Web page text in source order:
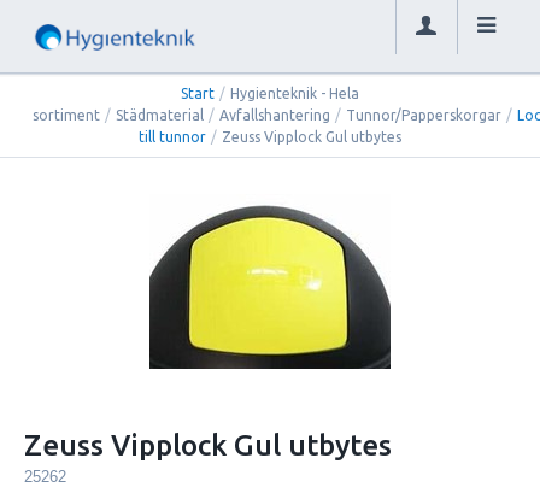
Start / Hygienteknik - Hela
sortiment / Städmaterial / Avfallshantering / Tunnor/Papperskorgar /
till tunnor / Zeuss Vipplock Gul utbytes
Zeuss Vipplock Gul utbytes
25262